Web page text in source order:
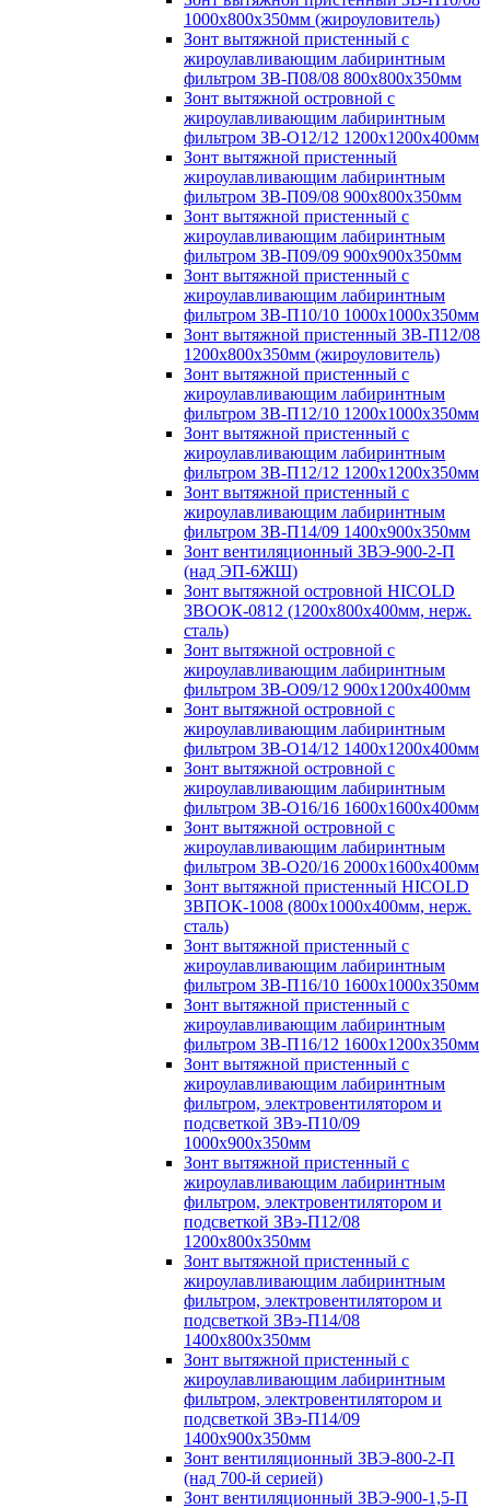
1000х800х350мм (жироуловитель)
Зонт вытяжной пристенный с
жироулавливающим лабиринтным
фильтром ЗВ-П08/08 800х800х350мм
Зонт вытяжной островной с
жироулавливающим лабиринтным
фильтром ЗВ-О12/12 1200х1200х400мм
Зонт вытяжной пристенный
жироулавливающим лабиринтным
фильтром ЗВ-П09/08 900х800х350мм
Зонт вытяжной пристенный с
жироулавливающим лабиринтным
фильтром ЗВ-П09/09 900х900х350мм
Зонт вытяжной пристенный с
жироулавливающим лабиринтным
фильтром ЗВ-П10/10 1000х1000х350мм
Зонт вытяжной пристенный ЗВ-П12/08
1200х800х350мм (жироуловитель)
Зонт вытяжной пристенный с
жироулавливающим лабиринтным
фильтром ЗВ-П12/10 1200х1000х350мм
Зонт вытяжной пристенный с
жироулавливающим лабиринтным
фильтром ЗВ-П12/12 1200х1200х350мм
Зонт вытяжной пристенный с
жироулавливающим лабиринтным
фильтром ЗВ-П14/09 1400х900х350мм
Зонт вентиляционный ЗВЭ-900-2-П
(над ЭП-6ЖШ)
Зонт вытяжной островной HICOLD
ЗВООК-0812 (1200х800x400мм, нерж.
сталь)
Зонт вытяжной островной с
жироулавливающим лабиринтным
фильтром ЗВ-О09/12 900х1200х400мм
Зонт вытяжной островной с
жироулавливающим лабиринтным
фильтром ЗВ-О14/12 1400х1200х400мм
Зонт вытяжной островной с
жироулавливающим лабиринтным
фильтром ЗВ-О16/16 1600х1600х400мм
Зонт вытяжной островной с
жироулавливающим лабиринтным
фильтром ЗВ-О20/16 2000х1600х400мм
Зонт вытяжной пристенный HICOLD
ЗВПОК-1008 (800х1000х400мм, нерж.
сталь)
Зонт вытяжной пристенный с
жироулавливающим лабиринтным
фильтром ЗВ-П16/10 1600х1000х350мм
Зонт вытяжной пристенный с
жироулавливающим лабиринтным
фильтром ЗВ-П16/12 1600х1200х350мм
Зонт вытяжной пристенный с
жироулавливающим лабиринтным
фильтром, электровентилятором и
подсветкой ЗВэ-П10/09
1000х900х350мм
Зонт вытяжной пристенный с
жироулавливающим лабиринтным
фильтром, электровентилятором и
подсветкой ЗВэ-П12/08
1200х800х350мм
Зонт вытяжной пристенный с
жироулавливающим лабиринтным
фильтром, электровентилятором и
подсветкой ЗВэ-П14/08
1400х800х350мм
Зонт вытяжной пристенный с
жироулавливающим лабиринтным
фильтром, электровентилятором и
подсветкой ЗВэ-П14/09
1400х900х350мм
Зонт вентиляционный ЗВЭ-800-2-П
(над 700-й серией)
Зонт вентиляционный ЗВЭ-900-1,5-П